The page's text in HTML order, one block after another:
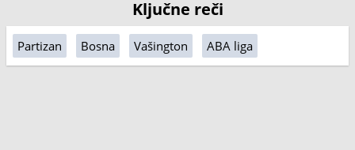
Ključne reči
Partizan Bosna Vašington ABA liga